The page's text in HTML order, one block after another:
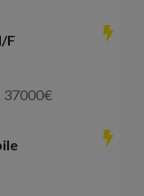
F
37000€